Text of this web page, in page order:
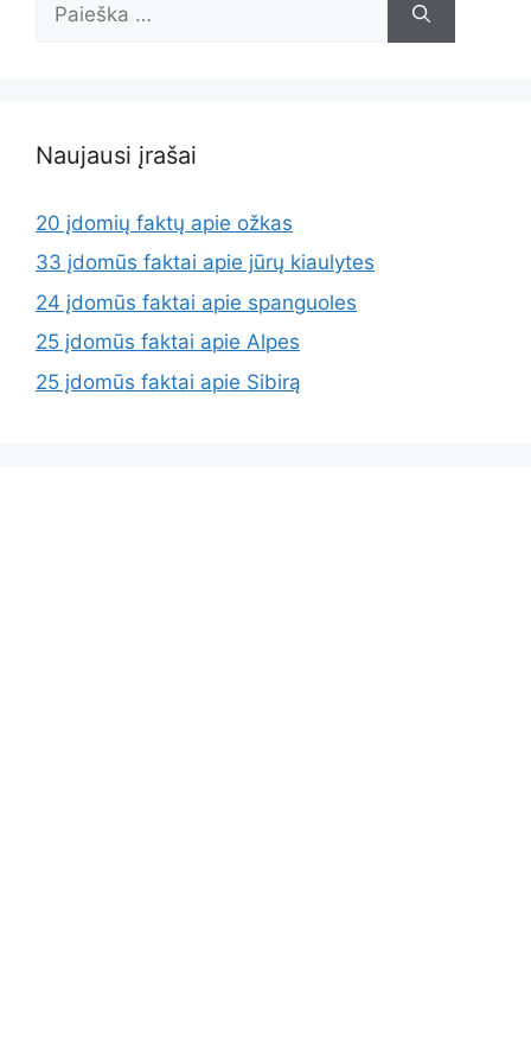
Naujausi įrašai
20 įdomių faktų apie ožkas
33 įdomūs faktai apie jūrų kiaulytes
24 įdomūs faktai apie spanguoles
25 įdomūs faktai apie Alpes
25 įdomūs faktai apie Sibirą